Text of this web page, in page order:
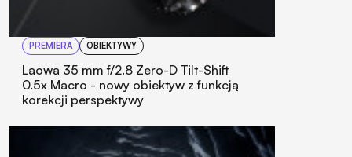
PREMIERA OBIEKTYWY
Laowa 35 mm f/2.8 Zero-D Tilt-Shift
0.5x Macro - nowy obiektyw z funkcją
korekcji perspektywy